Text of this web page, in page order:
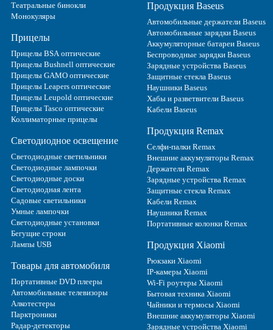
Театральные бинокли
Монокуляры
Прицелы
Прицелы BSA оптические
Прицелы Bushnell оптические
Прицелы GAMO оптические
Прицелы Leapers оптические
Прицелы Leupold оптические
Прицелы Tasco оптические
Коллиматорные прицелы
Светодиодное освещение
Светодиодные светильники
Светодиодные лампочки
Светодиодные доски
Светодиодная лента
Садовые светильники
Умные лампочки
Светодиодные установки
Бегущие строки
Лампы USB
Товары для автомобиля
Портативные DVD плееры
Автомобильные телевизоры
Алкотестеры
Парктроники
Радар-детекторы
Продукция Baseus
Автомобильные держатели Baseus
Автомобильные зарядки Baseus
Аккумуляторные батареи Baseus
Беспроводные зарядки Baseus
Зарядные устройства Baseus
Защитные стекла Baseus
Наушники Baseus
Хабы и разветвители Baseus
Кабели Baseus
Продукция Remax
Селфи-палки Remax
Внешние аккумуляторы Remax
Держатели Remax
Зарядные устройства Remax
Защитные стекла Remax
Кабели Remax
Наушники Remax
Портативные колонки Remax
Продукция Xiaomi
Рюкзаки Xiaomi
IP-камеры Xiaomi
Wi-Fi роутеры Xiaomi
Бытовая техника Xiaomi
Чайники и термосы Xiaomi
Внешние аккумуляторы Xiaomi
Зарядные устройства Xiaomi